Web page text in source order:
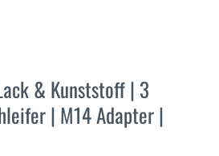
& Kunststoff | 3
| M14 Adapter |